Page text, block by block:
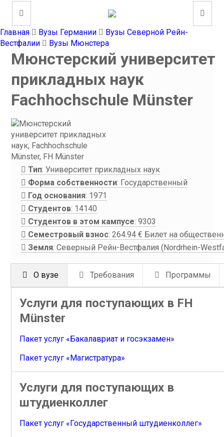
Главная Вузы Германии
Вузы Северной Рейн-
Вестфалии
Вузы Мюнстера
Мюнстерский университет
прикладных наук
Fachhochschule Münster
Тип: Университет прикладных наук
Форма собственности: Государственный
Год основания: 1971
Студентов: 14140
Студентов в этом кампусе: 9303
Семестровый взнос:264.94 € Билет на
Земля: Северный Рейн-Вестфалия (Nordrhein-
О вузе Требования Программы
Услуги для поступающих в FH
Münster
Пакет услуг «Бакалавриат и госэкзамен»
Пакет услуг «Магистратура»
Услуги для поступающих в
штудиенколлег
Пакет услуг «Государственный штудиенколлег»